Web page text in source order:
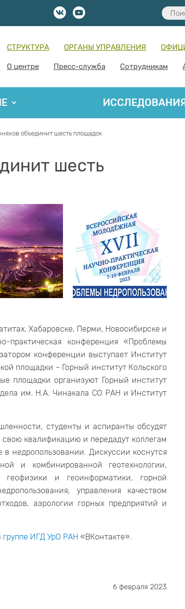
СТРУКТУРА ОРГАНЫ УПРАВЛЕНИЯ
О центре Пресс-служба Сотрудникам
объединит шесть площадок
шесть
Хабаровске, Перми, Новосибирске и
практическая конференция «Проблемы
конференции выступает Институт
площадки – Горный институт Кольского
площадки организуют Горный институт
им. Н.А. Чинакала СО РАН и Институт
студенты и аспиранты обсудят
квалификацию и передадут коллегам
недропользовании. Дискуссии коснутся
и комбинированной геотехнологии,
и геоинформатики, горной
управления качеством
аэрологии горных предприятий и
группе ИГД УрО РАН «ВКонтакте».
6 февраля 2023